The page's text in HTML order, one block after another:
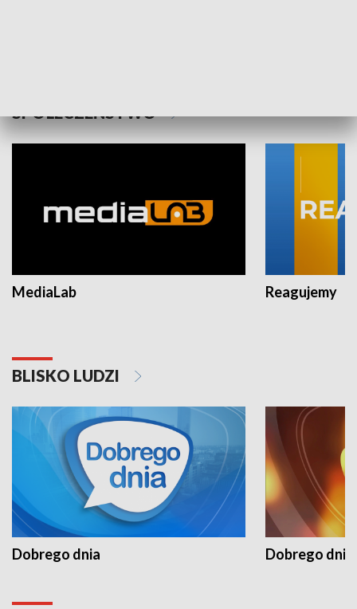
SPOŁECZEŃSTWO
MediaLab Reagujemy
BLISKO LUDZI
Dobrego dnia Dobrego dnia